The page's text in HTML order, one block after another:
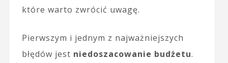
które warto zwrócić uwagę.
Pierwszym i jednym z najważniejszych
błędów jest niedoszacowanie budżetu.